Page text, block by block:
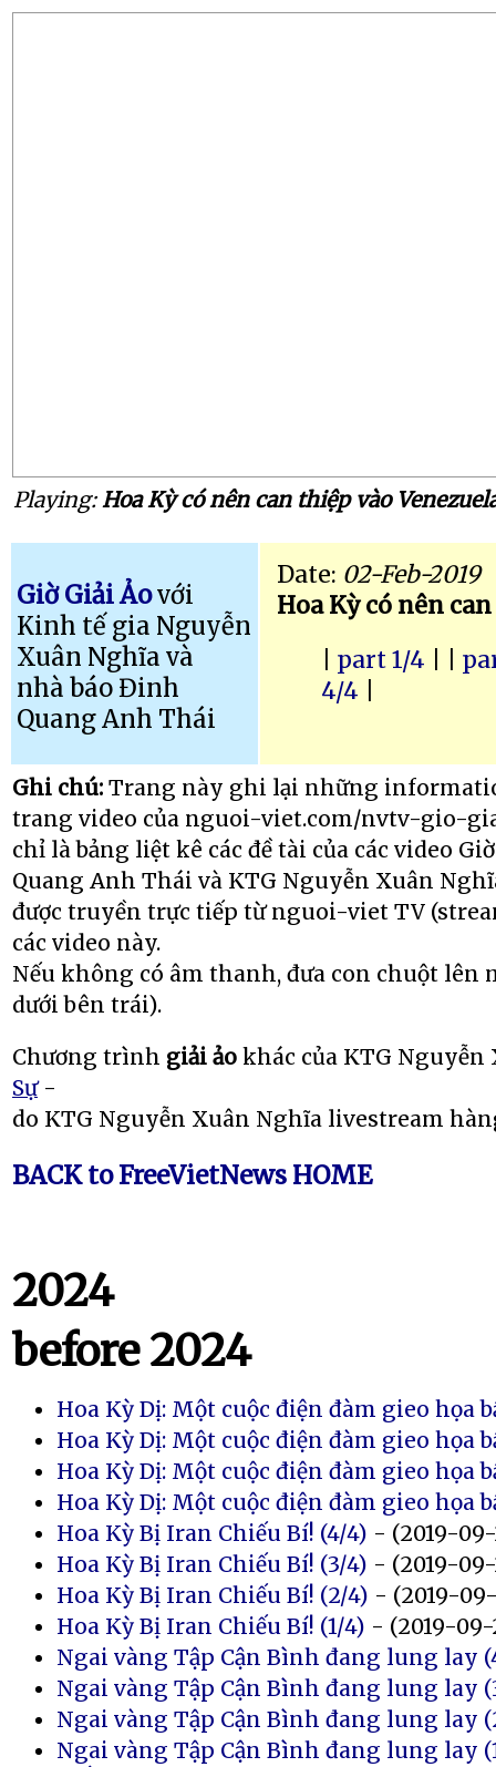
Playing:Hoa Kỳ có nên can thiệp vào
Giờ Giải Ảovới
Kinh tế gia Nguyễn
Xuân Nghĩa và
nhà báo Đinh
Quang Anh Thái
Date: 02-Feb-2019
Hoa Kỳ có nên
part 1/4
4/4
Ghi chú: Trang này ghi lại những
trang video của nguoi-viet.com/nvtv-gio-
chỉ là bảng liệt kê các đề tài của các video
Quang Anh Thái và KTG Nguyễn Xuân
được truyền trực tiếp từ nguoi-viet TV
các video này.
Nếu không có âm thanh, đưa con chuột lên
dưới bên trái).
Chương trình giải ảo khác của KTG
Sự-
do KTG Nguyễn Xuân Nghĩa livestream
BACK to FreeVietNews HOME
2024
before 2024
Hoa Kỳ Dị: Một cuộc điện đàm gieo họa
Hoa Kỳ Dị: Một cuộc điện đàm gieo họa
Hoa Kỳ Dị: Một cuộc điện đàm gieo họa
Hoa Kỳ Dị: Một cuộc điện đàm gieo họa
Hoa Kỳ Bị Iran Chiếu Bí! (4/4) - (2019-09-
Hoa Kỳ Bị Iran Chiếu Bí! (3/4) - (2019-09-
Hoa Kỳ Bị Iran Chiếu Bí! (2/4) - (2019-
Hoa Kỳ Bị Iran Chiếu Bí! (1/4) - (2019-09-
Ngai vàng Tập Cận Bình đang lung lay
Ngai vàng Tập Cận Bình đang lung lay
Ngai vàng Tập Cận Bình đang lung lay
Ngai vàng Tập Cận Bình đang lung lay